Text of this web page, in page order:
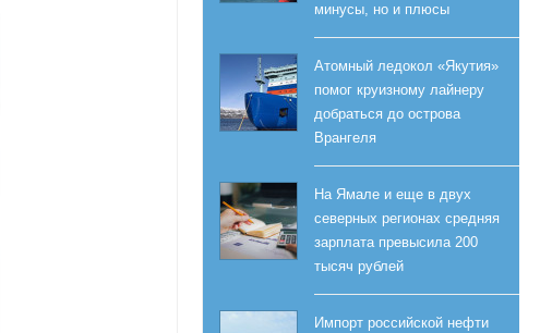
минусы, но и плюсы
Атомный ледокол «Якутия»
помог круизному лайнеру
добраться до острова
Врангеля
На Ямале и еще в двух
северных регионах средняя
зарплата превысила 200
тысяч рублей
Импорт российской нефти